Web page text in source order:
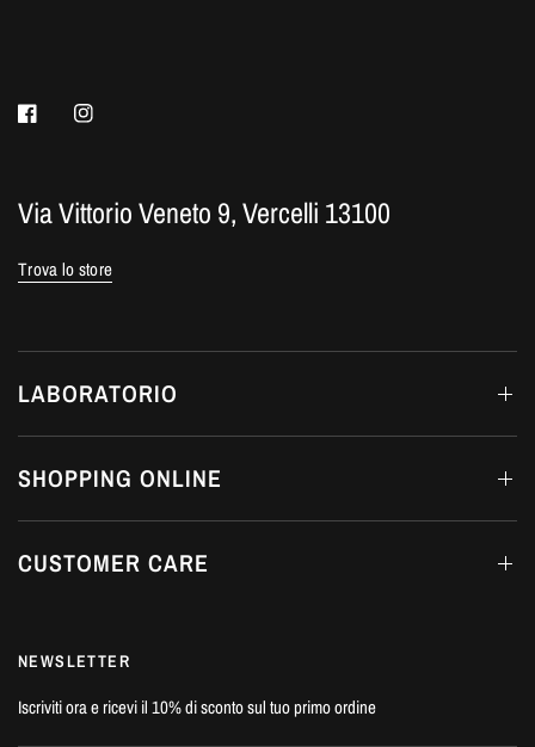
Via Vittorio Veneto 9, Vercelli 13100
Trova lo store
LABORATORIO
SHOPPING ONLINE
CUSTOMER CARE
NEWSLETTER
Iscriviti ora e ricevi il 10% di sconto sul tuo primo ordine